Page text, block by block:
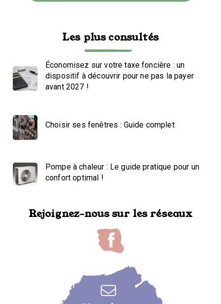
Les plus consultés
Économisez sur votre taxe foncière : un
dispositif à découvrir pour ne pas la payer
avant 2027 !
Choisir ses fenêtres : Guide complet
Pompe à chaleur : Le guide pratique pour un
confort optimal !
Rejoignez-nous sur les réseaux